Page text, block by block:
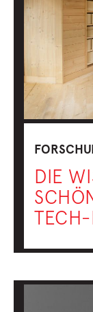
DIE
TECH-